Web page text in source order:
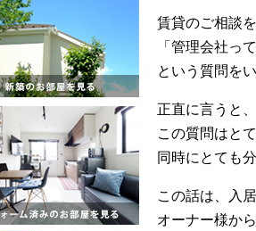
賃貸のご相談
「管理会社っ
という質問を
正直に言うと、
この質問はと
同時にとても
この話は、入
オーナー様か